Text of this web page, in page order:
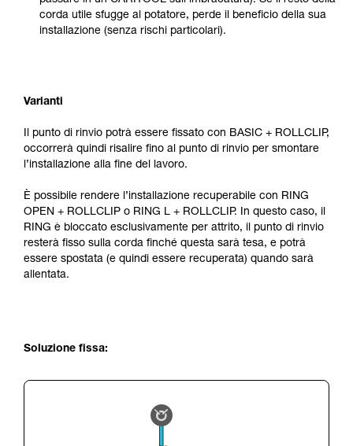
corda utile sfugge al potatore, perde il beneficio della sua
installazione (senza rischi particolari).
Varianti
Il punto di rinvio potrà essere fissato con BASIC + ROLLCLIP,
occorrerà quindi risalire fino al punto di rinvio per smontare
l’installazione alla fine del lavoro.
È possibile rendere l’installazione recuperabile con RING
OPEN + ROLLCLIP o RING L + ROLLCLIP. In questo caso, il
RING è bloccato esclusivamente per attrito, il punto di rinvio
resterà fisso sulla corda finché questa sarà tesa, e potrà
essere spostata (e quindi essere recuperata) quando sarà
allentata.
Soluzione fissa: